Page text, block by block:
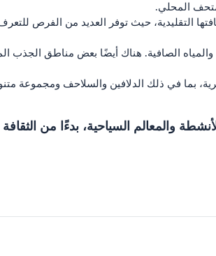
المحلي.
التقليدية، حيث توفر العديد من الفرص
والمياه الصافية. هناك أيضًا بعض مناطق الجذب
بما في ذلك الدلافين والسلاحف ومجموعة
والمعالم السياحية، بدءًا من الثقافة